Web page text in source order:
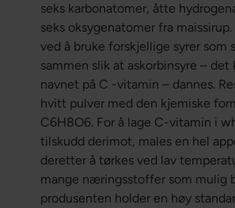
seks karbonatomer, åtte
seks oksygenatomer fra
ved å bruke forskjellige syrer som
sammen slik at askorbinsyre – det
navnet på C -vitamin – dannes.
hvitt pulver med den kjemiske
C6H8O6. For å lage C-vitamin i
tilskudd derimot, males en hel
deretter å tørkes ved lav
mange næringsstoffer som mulig
produsenten holder en høy